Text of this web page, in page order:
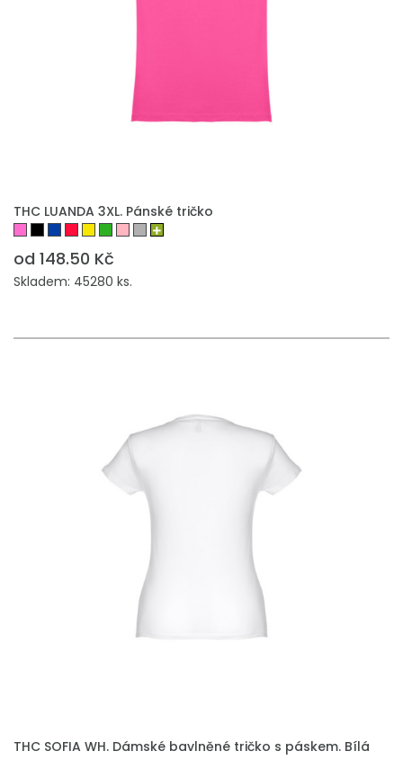
THC LUANDA 3XL. Pánské tričko
od 148.50 Kč
Skladem: 45280 ks.
THC SOFIA WH. Dámské bavlněné tričko s páskem. Bílá